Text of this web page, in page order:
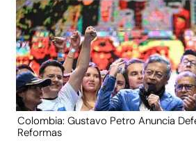
Colombia: Gustavo Petro Anuncia
Reformas